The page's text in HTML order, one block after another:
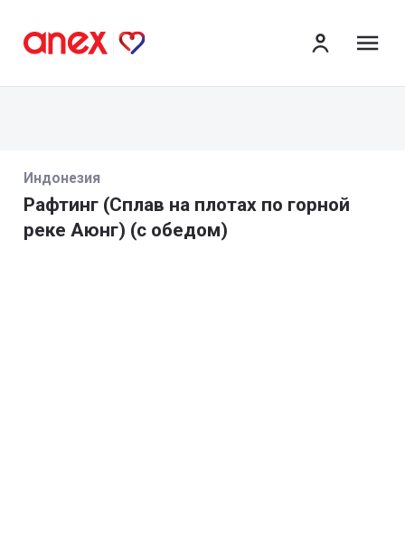
Индонезия
Pафтинг (Сплав на плотах по горной
реке Аюнг) (с обедом)